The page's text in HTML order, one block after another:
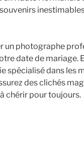
un photographe
date de mariage.
spécialisé dans les
des clichés
chérir pour toujours.